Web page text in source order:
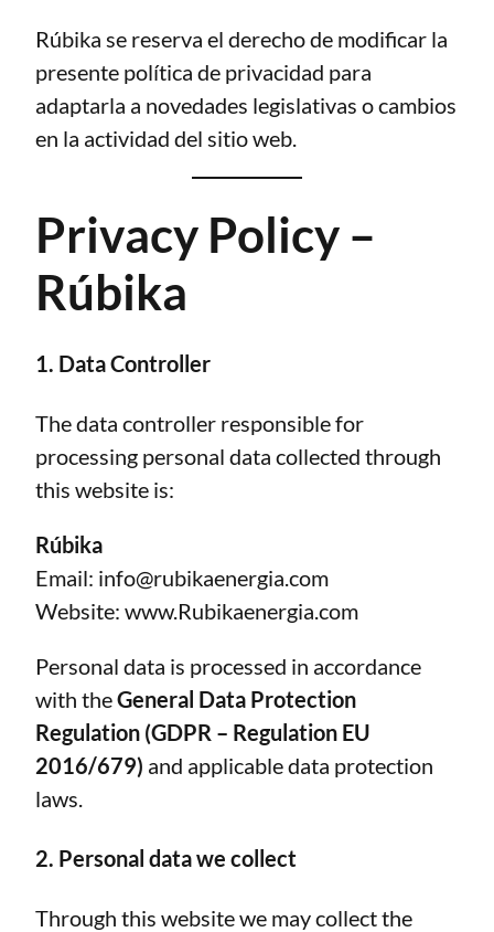
Rúbika se reserva el derecho de modificar la
presente política de privacidad para
adaptarla a novedades legislativas o cambios
en la actividad del sitio web.
Privacy Policy –
Rúbika
1. Data Controller
The data controller responsible for
processing personal data collected through
this website is:
Rúbika
Email: info@rubikaenergia.com
Website: www.Rubikaenergia.com
Personal data is processed in accordance
with theGeneral Data Protection
Regulation (GDPR – Regulation EU
2016/679) and applicable data protection
laws.
2. Personal data we collect
Through this website we may collect the